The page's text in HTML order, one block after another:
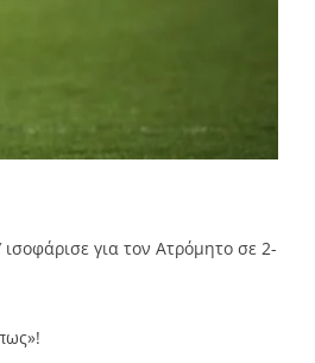
για τον Ατρόμητο σε 2-